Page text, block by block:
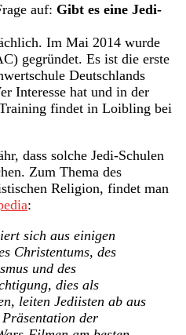
auf: Gibt es eine Jedi-
Im Mai 2014 wurde
gegründet. Es ist die erste
Deutschlands
Interesse hat und in der
findet in Loibling bei
dass solche Jedi-Schulen
Zum Thema des
Religion, findet man
:
sich aus einigen
Christentums, des
und des
dies als
leiten Jediisten ab aus
der